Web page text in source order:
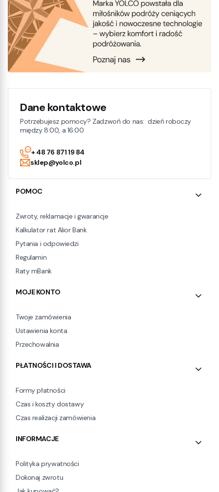
Dane kontaktowe
Potrzebujesz pomocy? Zadzwoń do nas: dzień roboczy
między 8:00, a 16:00
+ 48 76 871 19 84
sklep@yolco.pl
Linki w stopce
POMOC
Zwroty, reklamacje i gwarancje
Kalkulator rat Alior Bank
Pytania i odpowiedzi
Regulamin
Raty mBank
MOJE KONTO
Twoje zamówienia
Ustawienia konta
Przechowalnia
PŁATNOŚCI I DOSTAWA
Formy płatności
Czas i koszty dostawy
Czas realizacji zamówienia
INFORMACJE
Polityka prywatności
Dokonaj zwrotu